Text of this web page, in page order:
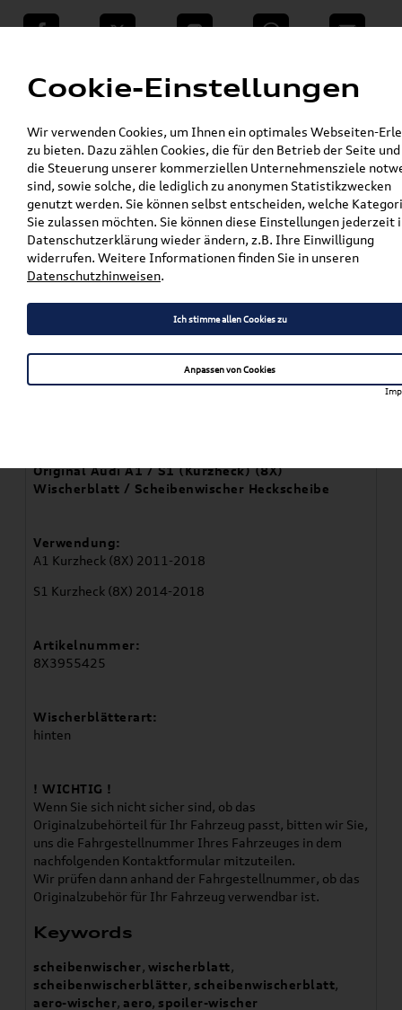
teilen Twitter Instagram WhatsApp E-Mail
VW Shop - VW Originalteile und Zubehör »
Audi Produkte » Audi Original Teile »
Wischerblätter » A1 / S1 »
Original Audi A1 / S1 (Kurzheck) (8X)
Wischerblatt / Scheibenwischer Heckscheibe
8X3955425
Original Audi A1 / S1
(Kurzheck) (8X) Wischerblatt
/ Scheibenwischer
Heckscheibe 8X3955425
Original Audi A1 / S1 (Kurzheck) (8X)
Wischerblatt / Scheibenwischer Heckscheibe
Verwendung:
A1 Kurzheck (8X) 2011-2018
S1 Kurzheck (8X) 2014-2018
Artikelnummer:
8X3955425
Wischerblätterart:
hinten
! WICHTIG !
Wenn Sie sich nicht sicher sind, ob das
Originalzubehörteil für Ihr Fahrzeug passt, bitten wir Sie,
uns die Fahrgestellnummer Ihres Fahrzeuges in dem
nachfolgenden Kontaktformular mitzuteilen.
Wir prüfen dann anhand der Fahrgestellnummer, ob das
Originalzubehör für Ihr Fahrzeug verwendbar ist.
Keywords
scheibenwischer, wischerblatt,
scheibenwischerblätter, scheibenwischerblatt,
aero-wischer, aero, spoiler-wischer
Cookie-Einstellungen
Wir verwenden Cookies, um Ihnen ein optimales Webseiten-
zu bieten. Dazu zählen Cookies, die für den Betrieb der Seite
die Steuerung unserer kommerziellen Unternehmensziele
sind, sowie solche, die lediglich zu anonymen Statistikzwecken
genutzt werden. Sie können selbst entscheiden, welche
Sie zulassen möchten. Sie können diese Einstellungen jederzeit
Datenschutzerklärung wieder ändern, z.B. Ihre Einwilligung
widerrufen. Weitere Informationen finden Sie in unseren
Datenschutzhinweisen.
Ich stimme allen Cookies zu
Anpassen von Cookies